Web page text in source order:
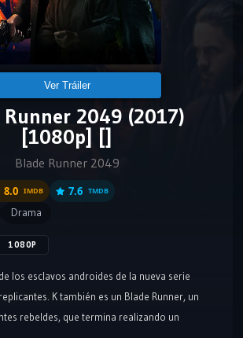
Ver Tráiler
Runner 2049 (2017)
[1080p] []
Blade Runner 2049
8.0 IMDB 7.6 TMDB
Drama
1080P
los esclavos androides de la nueva serie
K también es un Blade Runner, un
rebeldes, que termina realizando un